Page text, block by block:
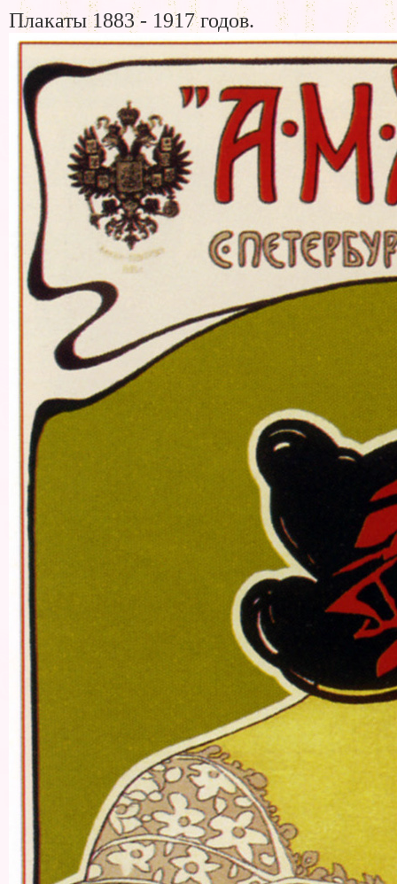
Плакаты 1883 - 1917 годов.